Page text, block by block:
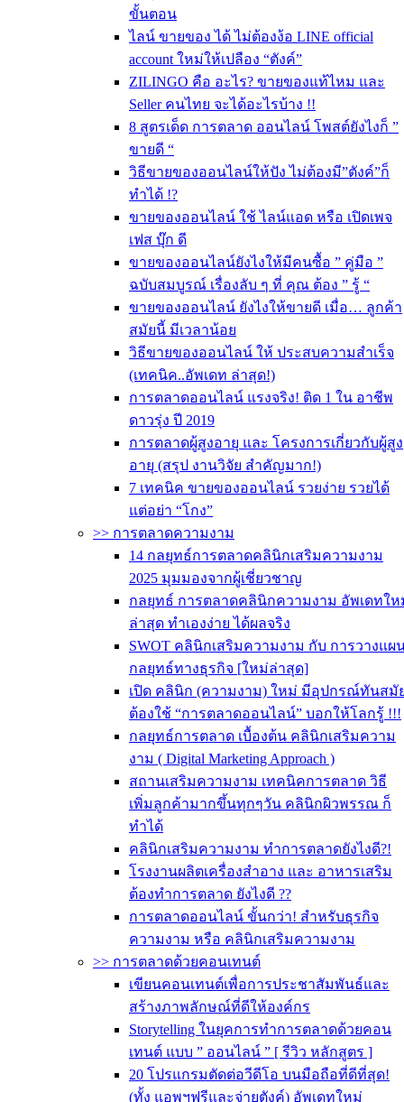
ขั้นตอน
ไลน์ ขายของ ได้ ไม่ต้องง้อ LINE official
account ใหม่ให้เปลือง “ตังค์”
ZILINGO คือ อะไร? ขายของแท้ไหม และ
Seller คนไทย จะได้อะไรบ้าง !!
8 สูตรเด็ด การตลาด ออนไลน์ โพสต์ยังไงก็ ”
ขายดี “
วิธีขายของออนไลน์ให้ปัง ไม่ต้องมี”ตังค์”ก็
ทำได้ !?
ขายของออนไลน์ ใช้ ไลน์แอด หรือ เปิดเพจ
เฟส บุ๊ก ดี
ขายของออนไลน์ยังไงให้มีคนซื้อ ” คู่มือ ”
ฉบับสมบูรณ์ เรื่องลับ ๆ ที่ คุณ ต้อง ” รู้ “
ขายของออนไลน์ ยังไงให้ขายดี เมื่อ… ลูกค้า
สมัยนี้ มีเวลาน้อย
วิธีขายของออนไลน์ ให้ ประสบความสำเร็จ
(เทคนิค..อัพเดท ล่าสุด!)
การตลาดออนไลน์ แรงจริง! ติด 1 ใน อาชีพ
ดาวรุ่ง ปี 2019
การตลาดผู้สูงอายุ และ โครงการเกี่ยวกับผู้สูง
อายุ (สรุป งานวิจัย สำคัญมาก!)
7 เทคนิค ขายของออนไลน์ รวยง่าย รวยได้
แต่อย่า “โกง”
>> การตลาดความงาม
14 กลยุทธ์การตลาดคลินิกเสริมความงาม
2025 มุมมองจากผู้เชี่ยวชาญ
กลยุทธ์ การตลาดคลินิกความงาม อัพเดทให
ล่าสุด ทำเองง่าย ได้ผลจริง
SWOT คลินิกเสริมความงาม กับ การวางแผ
กลยุทธ์ทางธุรกิจ [ใหม่ล่าสุด]
เปิด คลินิก (ความงาม) ใหม่ มีอุปกรณ์ทันสมั
ต้องใช้ “การตลาดออนไลน์” บอกให้โลกรู้ !!!
กลยุทธ์การตลาด เบื้องต้น คลินิกเสริมความ
งาม ( Digital Marketing Approach )
สถานเสริมความงาม เทคนิคการตลาด วิธี
เพิ่มลูกค้ามากขึ้นทุกๆวัน คลินิกผิวพรรณ ก็
ทำได้
คลินิกเสริมความงาม ทำการตลาดยังไงดี?!
โรงงานผลิตเครื่องสำอาง และ อาหารเสริม
ต้องทำการตลาด ยังไงดี ??
การตลาดออนไลน์ ขั้นกว่า! สำหรับธุรกิจ
ความงาม หรือ คลินิกเสริมความงาม
>> การตลาดด้วยคอนเทนต์
เขียนคอนเทนต์เพื่อการประชาสัมพันธ์และ
สร้างภาพลักษณ์ที่ดีให้องค์กร
Storytelling ในยุคการทำการตลาดด้วยคอน
เทนต์ แบบ ” ออนไลน์ ” [ รีวิว หลักสูตร ]
20 โปรแกรมตัดต่อวีดีโอ บนมือถือที่ดีที่สุด!
(ทั้ง แอพฯฟรีและจ่ายตังค์) อัพเดทใหม่